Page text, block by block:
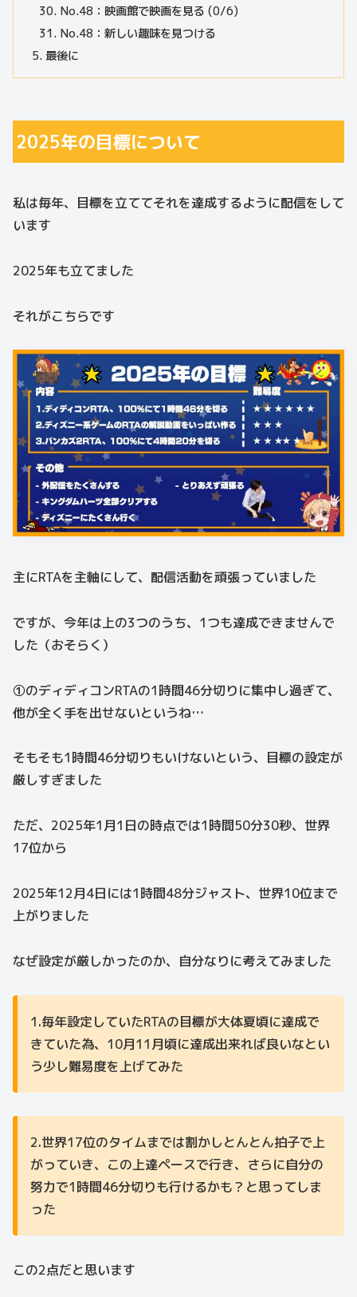
No.48：映画館で映画を見る (0/6)
No.48：新しい趣味を見つける
最後に
2025年の目標について
私は毎年、目標を立ててそれを達成するように配信をして
います
2025年も立てました
それがこちらです
主にRTAを主軸にして、配信活動を頑張っていました
ですが、今年は上の3つのうち、1つも達成できませんで
した（おそらく）
①のディディコンRTAの1時間46分切りに集中し過ぎて、
他が全く手を出せないというね…
そもそも1時間46分切りもいけないという、目標の設定が
厳しすぎました
ただ、2025年1月1日の時点では1時間50分30秒、世界
17位から
2025年12月4日には1時間48分ジャスト、世界10位まで
上がりました
なぜ設定が厳しかったのか、自分なりに考えてみました
1.毎年設定していたRTAの目標が大体夏頃に達成で
きていた為、10月11月頃に達成出来れば良いなとい
う少し難易度を上げてみた
2.世界17位のタイムまでは割かしとんとん拍子で上
がっていき、この上達ペースで行き、さらに自分の
努力で1時間46分切りも行けるかも？と思ってしま
った
この2点だと思います